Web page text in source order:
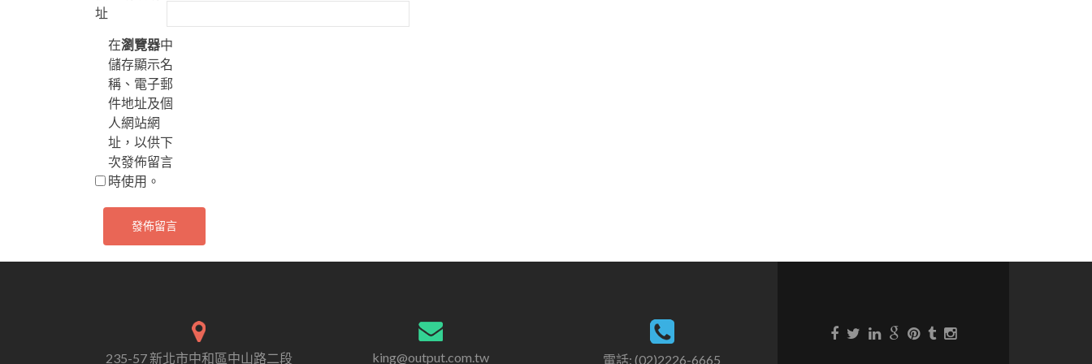
址
在瀏覽器中
儲存顯示名
稱、電子郵
件地址及個
人網站網
址，以供下
次發佈留言
時使用。
235-57 新北市中和區中山路二段 king@output.com.tw 電話: (02)2226-6665